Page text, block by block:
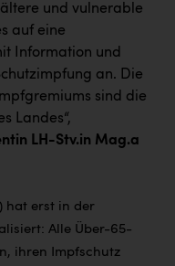
und vulnerable
auf eine
Information und
an. Die
sind die
Landes“,
LH-Stv.in Mag.a
hat erst in der
Alle Über-65-
ihren Impfschutz